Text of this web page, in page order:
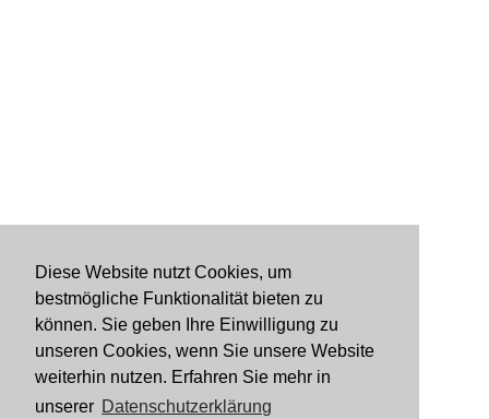
Diese Website nutzt Cookies, um
bestmögliche Funktionalität bieten zu
können. Sie geben Ihre Einwilligung zu
unseren Cookies, wenn Sie unsere Website
weiterhin nutzen. Erfahren Sie mehr in
unserer Datenschutzerklärung